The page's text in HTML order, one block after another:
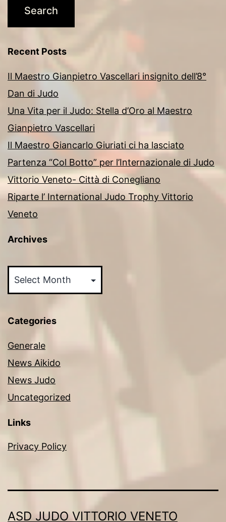
Recent Posts
Il Maestro Gianpietro Vascellari insignito dell’8°
Dan di Judo
Una Vita per il Judo: Stella d’Oro al Maestro
Gianpietro Vascellari
Il Maestro Giancarlo Giuriati ci ha lasciato
Partenza “Col Botto” per l’Internazionale di Judo
Vittorio Veneto- Città di Conegliano
Riparte l’ International Judo Trophy Vittorio
Veneto
Archives
Categories
Generale
News Aikido
News Judo
Uncategorized
Links
Privacy Policy
ASD JUDO VITTORIO VENETO